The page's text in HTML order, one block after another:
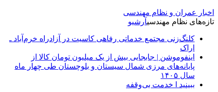
اخبار عمران و نظام مهندسی
تازه‌های نظام مهندسیآرشیو
کلنگ‌زنی مجتمع خدماتی رفاهی کاسیت در آزادراه خرم‌آباد ـ
اراک
اینفوموشن | جابجایی بیش از یک میلیون تومان کالا از
پایانه‌های مرزی شمال سیستان و بلوچستان طی چهار ماه
سال ۱۴۰۵
ببینید ا خدمت بی‌وقفه